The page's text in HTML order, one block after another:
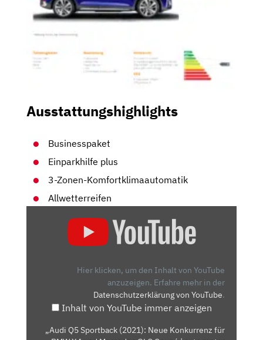
Ausstattungshighlights
Businesspaket
Einparkhilfe plus
3-Zonen-Komfortklimaautomatik
Allwetterreifen
SPORTBACK
Hier klicken, um den Inhalt von YouTube
anzuzeigen. Erfahre mehr in der
Datenschutzerklärung von YouTube.
Inhalt von YouTube immer anzeigen
„Audi Q5 Sportback (2021): Neue Konkurrenz für